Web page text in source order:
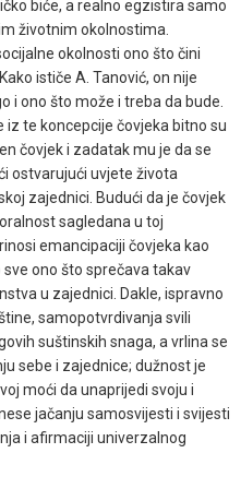
biće, a realno egzistira samo
životnim okolnostima.
okolnosti ono što čini
ističe A. Tanović, on nije
i ono što može i treba da bude.
iz te koncepcije čovjeka bitno su
čovjek i zadatak mu je da se
ostvarujući uvjete života
zajednici. Budući da je čovjek
sagledana u toj
emancipaciji čovjeka kao
ono što sprečava takav
u zajednici. Dakle, ispravno
samopotvrdivanja svili
suštinskih snaga, a vrlina se
sebe i zajednice; dužnost je
moći da unaprijedi svoju i
jačanju samosvijesti i svijesti
i afirmaciji univerzalnog